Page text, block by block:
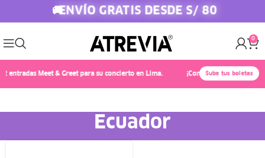
🚚ENVÍO GRATIS DESDE S/ 80
0
Meet & Greet para su concierto en Lima. ¡Conoce a Chayanne!
Sube tus boletas
Ecuador